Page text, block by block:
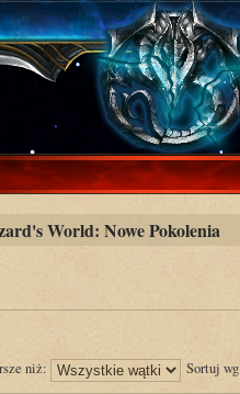
World: Nowe Pokolenia
niż: Sortuj wg